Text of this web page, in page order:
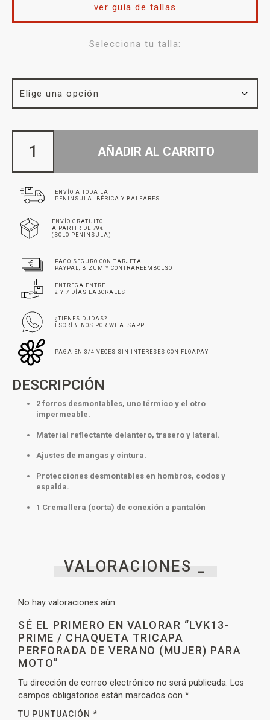
Selecciona tu talla:
ver guía de tallas
AÑADIR AL CARRITO
ENVÍO A TODA LA
PENINSULA IBÉRICA Y BALEARES
ENVÍO GRATUITO
A PARTIR DE 79€
(SOLO PENINSULA)
PAGO SEGURO CON TARJETA
PAYPAL, BIZUM Y CONTRAREEMBOLSO
ENTREGA ENTRE
2 Y 7 DÍAS LABORALES
¿TIENES DUDAS?
ESCRÍBENOS POR WHATSAPP
PAGA EN 3/4 VECES SIN INTERESES CON FLOAPAY
DESCRIPCIÓN
2 forros desmontables, uno térmico y el otro
impermeable.
Material reflectante delantero, trasero y lateral.
Ajustes de mangas y cintura.
Protecciones desmontables en hombros, codos y
espalda.
1 Cremallera (corta) de conexión a pantalón
VALORACIONES _
No hay valoraciones aún.
SÉ EL PRIMERO EN VALORAR “LVK13-
PRIME / CHAQUETA TRICAPA
PERFORADA DE VERANO (MUJER) PARA
MOTO”
Tu dirección de correo electrónico no será publicada. Los
campos obligatorios están marcados con *
TU PUNTUACIÓN *